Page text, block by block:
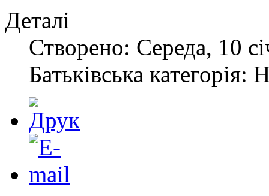
Деталі
Створено: Середа, 10
Батьківська категорія: